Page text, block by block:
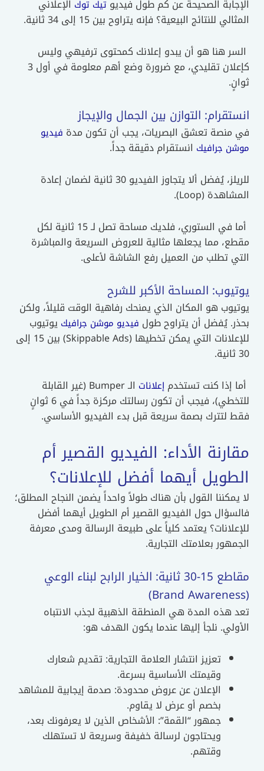
الإجابة الصحيحة عن كم طول فيديو تيك توك الإعلاني
المثالي للنتائج البيعية؟ فإنه يتراوح بين 15 إلى 34 ثانية.
السر هنا هو أن يبدو إعلانك كمحتوى ترفيهي وليس
كإعلان تقليدي، مع ضرورة وضع أهم معلومة في أول 3
ثوانٍ.
انستقرام: التوازن بين الجمال والإيجاز
في منصة تعشق البصريات، يجب أن تكون مدة فيديو
موشن جرافيك انستقرام دقيقة جداً.
للريلز، يُفضل ألا يتجاوز الفيديو 30 ثانية لضمان إعادة
المشاهدة (Loop).
أما في الستوري، فلديك مساحة تصل لـ 15 ثانية لكل
مقطع، مما يجعلها مثالية للعروض السريعة والمباشرة
التي تطلب من العميل رفع الشاشة لأعلى.
يوتيوب: المساحة الأكبر للشرح
يوتيوب هو المكان الذي يمنحك رفاهية الوقت قليلاً، ولكن
بحذر. يُفضل أن يتراوح طول فيديو موشن جرافيك يوتيوب
للإعلانات التي يمكن تخطيها (Skippable Ads) بين 15 إلى
30 ثانية.
أما إذا كنت تستخدم إعلانات
الـ Bumper (غير القابلة
للتخطي)، فيجب أن تكون رسالتك مركزة جداً في 6 ثوانٍ
فقط لتترك بصمة سريعة قبل بدء الفيديو الأساسي.
مقارنة الأداء: الفيديو القصير أم
الطويل أيهما أفضل للإعلانات؟
لا يمكننا القول بأن هناك طولاً واحداً يضمن النجاح المطلق؛
فالسؤال حول الفيديو القصير أم الطويل أيهما أفضل
للإعلانات؟ يعتمد كلياً على طبيعة الرسالة ومدى معرفة
الجمهور بعلامتك التجارية.
مقاطع 15-30 ثانية: الخيار الرابح لبناء الوعي
(Brand Awareness)
تعد هذه المدة هي المنطقة الذهبية لجذب الانتباه
الأولي. نلجأ إليها عندما يكون الهدف هو:
تعزيز انتشار العلامة التجارية: تقديم شعارك
وقيمتك الأساسية بسرعة.
الإعلان عن عروض محدودة: صدمة إيجابية للمشاهد
بخصم أو عرض لا يقاوم.
جمهور “القمة”: الأشخاص الذين لا يعرفونك بعد،
ويحتاجون لرسالة خفيفة وسريعة لا تستهلك
وقتهم.